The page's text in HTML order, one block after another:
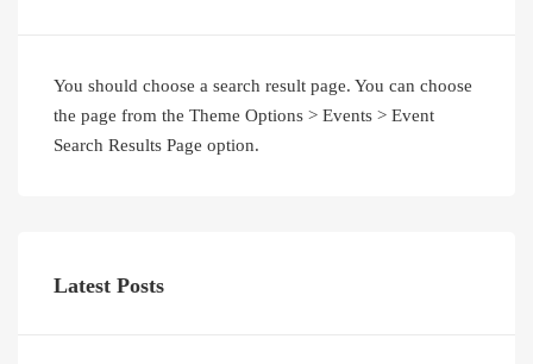
You should choose a search result page. You can choose
the page from the Theme Options > Events > Event
Search Results Page option.
Latest Posts